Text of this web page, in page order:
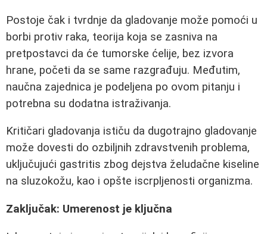
Postoje čak i tvrdnje da gladovanje može pomoći u
borbi protiv raka, teorija koja se zasniva na
pretpostavci da će tumorske ćelije, bez izvora
hrane, početi da se same razgrađuju. Međutim,
naučna zajednica je podeljena po ovom pitanju i
potrebna su dodatna istraživanja.
Kritičari gladovanja ističu da dugotrajno gladovanje
može dovesti do ozbiljnih zdravstvenih problema,
uključujući gastritis zbog dejstva želudačne kiseline
na sluzokožu, kao i opšte iscrpljenosti organizma.
Zaključak: Umerenost je ključna